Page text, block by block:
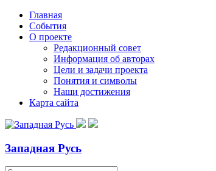
Главная
События
О проекте
Редакционный совет
Информация об авторах
Цели и задачи проекта
Понятия и символы
Наши достижения
Карта сайта
Западная Русь